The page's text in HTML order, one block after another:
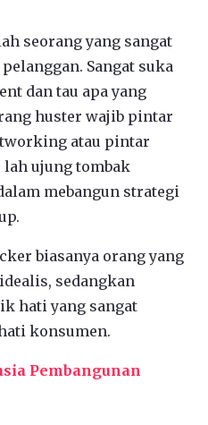
seorang yang sangat
Sangat suka
dan tau apa yang
huster wajib pintar
atau pintar
ujung tombak
mebangun strategi
biasanya orang yang
sedangkan
hati yang sangat
konsumen.
Pembangunan